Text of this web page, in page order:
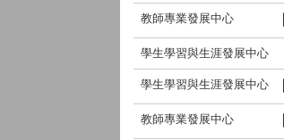
教師專業發展中心
學生學習與生涯發展中心
學生學習與生涯發展中心
教師專業發展中心